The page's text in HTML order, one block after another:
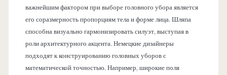
важнейшим фактором при выборе головного убора является
его соразмерность пропорциям тела и форме лица. Шляпа
способна визуально гармонизировать силуэт, выступая в
роли архитектурного акцента. Немецкие дизайнеры
подходят к конструированию головных уборов с
математической точностью. Например, широкие поля